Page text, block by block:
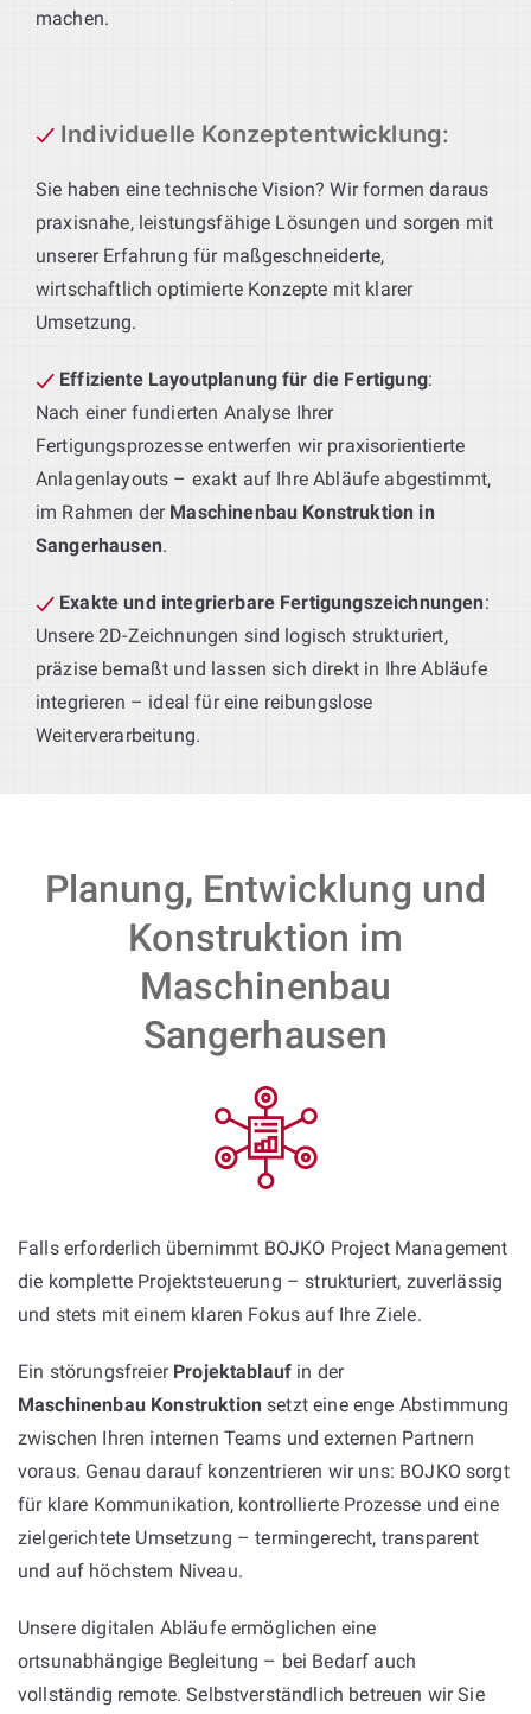
machen.
Individuelle Konzeptentwicklung:
Sie haben eine technische Vision? Wir formen daraus
praxisnahe, leistungsfähige Lösungen und sorgen mit
unserer Erfahrung für maßgeschneiderte,
wirtschaftlich optimierte Konzepte mit klarer
Umsetzung.
Effiziente Layoutplanung für die Fertigung:
Nach einer fundierten Analyse Ihrer
Fertigungsprozesse entwerfen wir praxisorientierte
Anlagenlayouts – exakt auf Ihre Abläufe abgestimmt,
im Rahmen der Maschinenbau Konstruktion in
Sangerhausen.
Exakte und integrierbare Fertigungszeichnungen:
Unsere 2D-Zeichnungen sind logisch strukturiert,
präzise bemaßt und lassen sich direkt in Ihre Abläufe
integrieren – ideal für eine reibungslose
Weiterverarbeitung.
Planung, Entwicklung und
Konstruktion im
Maschinenbau
Sangerhausen
Falls erforderlich übernimmt BOJKO Project Management
die komplette Projektsteuerung – strukturiert, zuverlässig
und stets mit einem klaren Fokus auf Ihre Ziele.
Ein störungsfreier Projektablauf in der
Maschinenbau Konstruktion setzt eine enge Abstimmung
zwischen Ihren internen Teams und externen Partnern
voraus. Genau darauf konzentrieren wir uns: BOJKO sorgt
für klare Kommunikation, kontrollierte Prozesse und eine
zielgerichtete Umsetzung – termingerecht, transparent
und auf höchstem Niveau.
Unsere digitalen Abläufe ermöglichen eine
ortsunabhängige Begleitung – bei Bedarf auch
vollständig remote. Selbstverständlich betreuen wir Sie